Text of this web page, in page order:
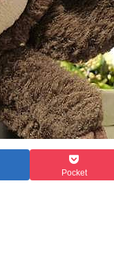
Pocket